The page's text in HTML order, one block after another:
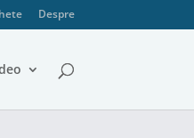
Despre